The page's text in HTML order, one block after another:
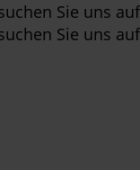
Sie uns
Sie uns